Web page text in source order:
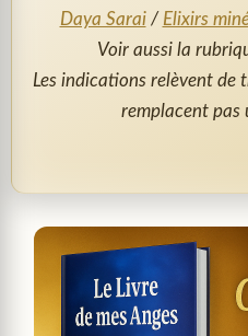
Daya Sarai/ Elixirs
Voir aussi la
Les indications relèvent de
remplacent pas